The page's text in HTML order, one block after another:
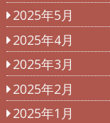
2025年5月
2025年4月
2025年3月
2025年2月
2025年1月